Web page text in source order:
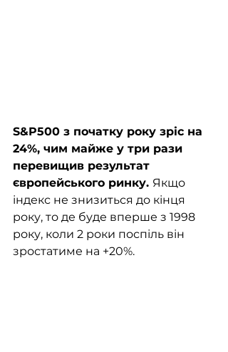
S&P500 з початку року зріс на
24%, чим майже у три рази
перевищив результат
європейського ринку. Якщо
індекс не знизиться до кінця
року, то де буде вперше з 1998
року, коли 2 роки поспіль він
зростатиме на +20%.